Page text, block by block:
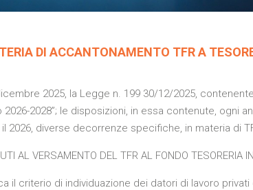
DI ACCANTONAMENTO TFR A
2025, la Legge n. 199 30/12/2025,
2028”; le disposizioni, in essa contenute, ogni
2026, diverse decorrenze specifiche, in materia di
AL VERSAMENTO DEL TFR AL FONDO TESORERIA
il criterio di individuazione dei datori di lavoro